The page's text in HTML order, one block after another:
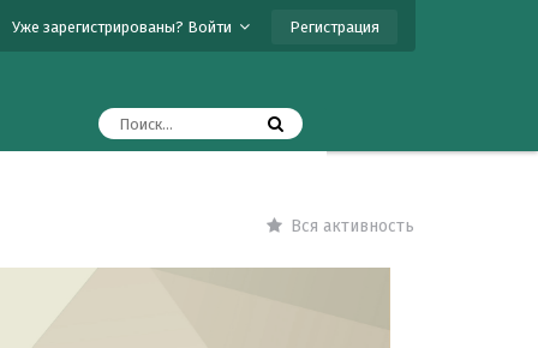
Уже зарегистрированы? Войти Регистрация
Вся активность